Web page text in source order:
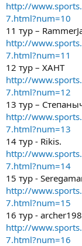
http://
7.html?num=10
11 тур –
http://
7.html?num=11
12 тур – ХАНТ
http://
7.html?num=12
13 тур –
http://
7.html?num=13
14 тур - Rikis.
http://
7.html?num=14
15 тур -
http://
7.html?num=15
16 тур -
http://
7.html?num=16